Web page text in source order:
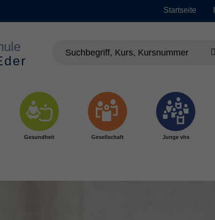
Startseite
Gesundheit Gesellschaft Junge vhs